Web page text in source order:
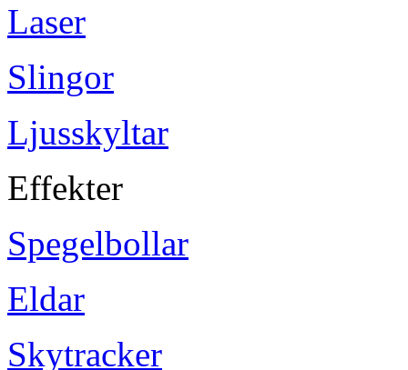
Laser
Slingor
Ljusskyltar
Effekter
Spegelbollar
Eldar
Skytracker